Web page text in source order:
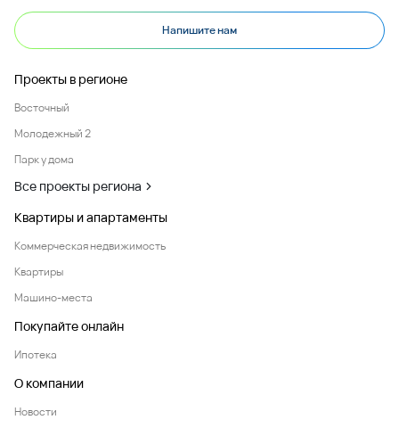
Напишите нам
Проекты в регионе
Восточный
Молодежный 2
Парк у дома
Все проекты региона
Квартиры и апартаменты
Коммерческая недвижимость
Квартиры
Машино-места
Покупайте онлайн
Ипотека
О компании
Новости